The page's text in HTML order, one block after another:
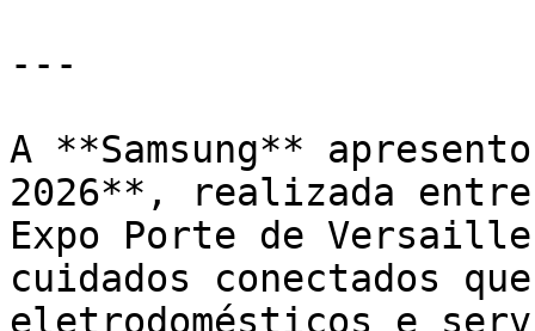
---
A **Samsung**
2026**, realizada
Expo Porte de
cuidados conectados
eletrodomésticos e